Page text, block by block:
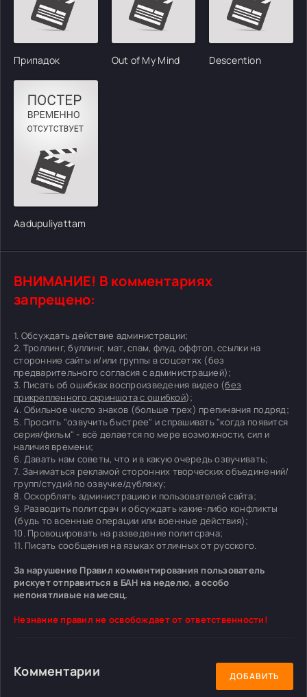
Припадок Out of My Mind Descention
Aadupuliyattam
ВНИМАНИЕ! В комментариях
запрещено:
1. Обсуждать действие администрации;
2. Троллинг, буллинг, мат, спам, флуд, оффтоп, ссылки на
сторонние сайты и/или группы в соцсетях (без
предварительного согласия с администрацией);
3. Писать об ошибках воспроизведения видео (без
прикрепленного скриншота с ошибкой);
4. Обильное число знаков (больше трех) препинания подряд;
5. Просить "озвучить быстрее" и спрашивать "когда появится
серия/фильм" - всё делается по мере возможности, сил и
наличия времени;
6. Давать нам советы, что и в какую очередь озвучивать;
7. Заниматься рекламой сторонних творческих объединений/
групп/студий по озвучке/дубляжу;
8. Оскорблять администрацию и пользователей сайта;
9. Разводить политсрач и обсуждать какие-либо конфликты
(будь то военные операции или военные действия);
10. Провоцировать на разведение политсрача;
11. Писать сообщения на языках отличных от русского.
За нарушение Правил комментирования пользователь
рискует отправиться в БАН на неделю, а особо
непонятливые на месяц.
Незнание правил не освобождает от ответственности!
Комментарии ДОБАВИТЬ